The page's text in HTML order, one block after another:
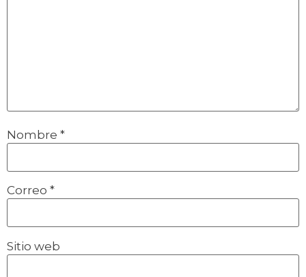
Nombre *
Correo *
Sitio web